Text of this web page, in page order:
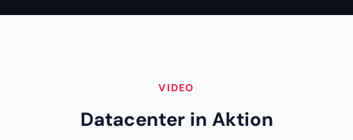
VIDEO
Datacenter in Aktion